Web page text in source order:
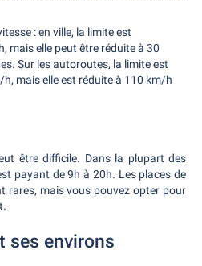
: en ville, la limite est
mais elle peut être réduite à 30
Sur les autoroutes, la limite est
mais elle est réduite à 110 km/h
être difficile. Dans la plupart des
payant de 9h à 20h. Les places de
rares, mais vous pouvez opter pour
ses environs